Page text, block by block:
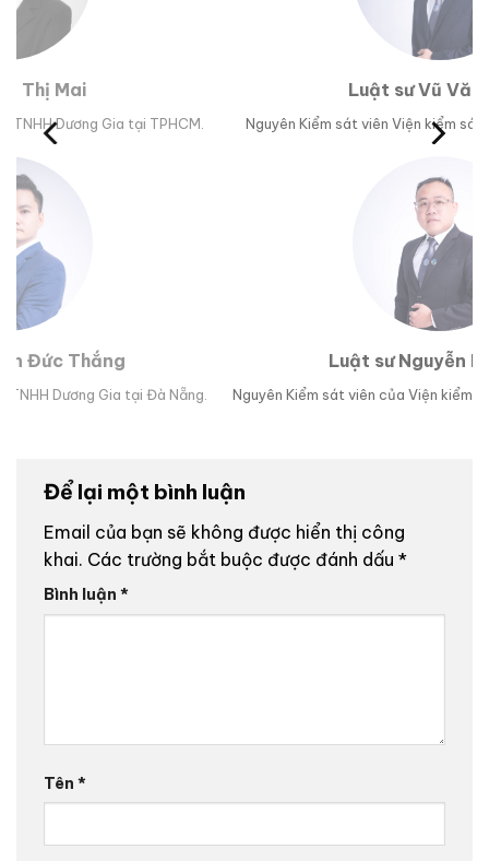
Nguyên Kiểm sát viên Viện kiểm sát nhân dân tỉnh Phú Yên.
Luật sư Nguyễn Hoài Bão
Nguyên Kiểm sát viên của Viện kiểm sát nhân dân TP Đà Nẵng.
Để lại một bình luận
Email của bạn sẽ không được hiển thị công
khai. Các trường bắt buộc được đánh dấu *
Bình luận *
Tên *